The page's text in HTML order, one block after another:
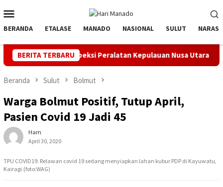
ke
kontenMobile
BERANDA ETALASE MANADO NASIONAL SULUT NARASI
BERITA TERBARU
Inspeksi Peralatan Kepulauan Nusa Utara PLN
Beranda Sulut Bolmut
Warga Bolmut Positif, Tutup April,
Pasien Covid 19 Jadi 45
Ham
April 30, 2020
TPU COVID19: Relawan covid 19 sedang menyiapkan lahan kubur PDP di Kayuwatu,
Kairagi.(foto:WAG)